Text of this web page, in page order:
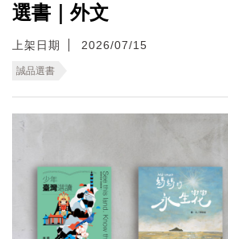
選書｜外文
上架日期 2026/07/15
誠品選書